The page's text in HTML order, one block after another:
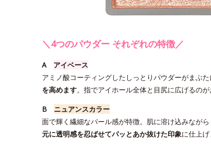
＼4つのパウダー それぞれの特徴／
A
アイベース
アミノ酸コーティングしたしっとりパウダーがまぶた
を高めます。指でアイホール全体と目尻に広げるのが
B
ニュアンスカラー
面で輝く繊細なパール感が特徴。肌に溶け込みなが
元に透明感を忍ばせてパッとあか抜けた印象に仕上げ